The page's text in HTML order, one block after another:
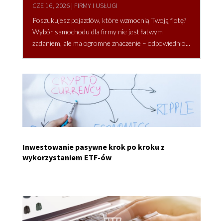
CZE 16, 2026| FIRMY I USŁUGI
Poszukujesz pojazdów, które wzmocnią Twoją flotę?
Wybór samochodu dla firmy nie jest łatwym
zadaniem, ale ma ogromne znaczenie – odpowiednio...
Inwestowanie pasywne krok po kroku z
wykorzystaniem ETF-ów